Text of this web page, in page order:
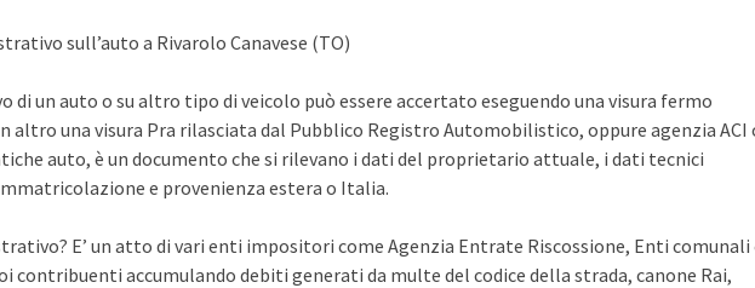
sull’auto a Rivarolo Canavese (TO)
un auto o su altro tipo di veicolo può essere accertato eseguendo una visura fermo
altro una visura Pra rilasciata dal Pubblico Registro Automobilistico, oppure agenzia ACI
auto, è un documento che si rilevano i dati del proprietario attuale, i dati tecnici
e provenienza estera o Italia.
E’ un atto di vari enti impositori come Agenzia Entrate Riscossione, Enti comunali
accumulando debiti generati da multe del codice della strada, canone Rai,